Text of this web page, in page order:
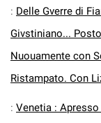
: Delle Gverre di
Givstiniano...
Nuouamente con
Ristampato. Con
: Venetia :